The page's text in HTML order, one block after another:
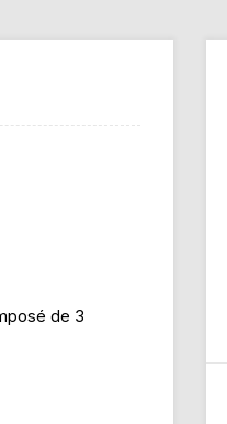
de 3